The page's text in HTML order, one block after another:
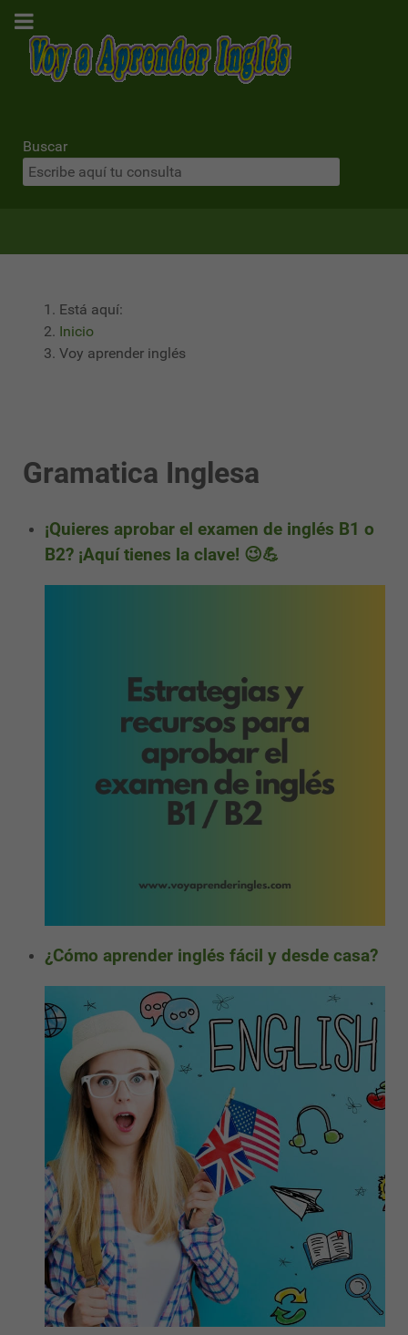
Buscar
Está aquí:
Inicio
Voy aprender inglés
Gramatica Inglesa
¡Quieres aprobar el examen de inglés B1 o
B2? ¡Aquí tienes la clave! 😉💪
¿Cómo aprender inglés fácil y desde casa?